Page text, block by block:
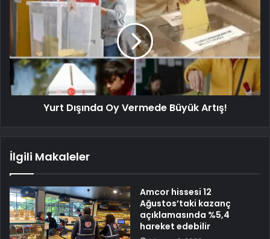
Yurt Dışında Oy Vermede Büyük Artış!
İlgili Makaleler
Amcor hissesi 12
Ağustos’taki kazanç
açıklamasında %5,4
hareket edebilir